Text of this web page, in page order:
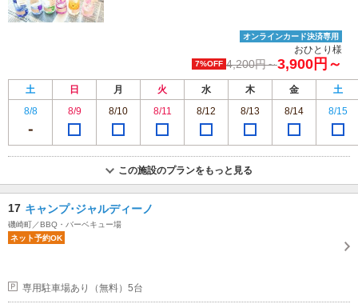
オンラインカード決済専用
おひとり様
7%OFF 4,200円～3,900円～
土 日 月 火 水 木 金
土
8/8
8/9 8/10 8/11 8/12 8/13 8/14 8/15
この施設のプランをもっと見る
17 キャンプ･ジャルディーノ
磯崎町／BBQ・バーベキュー場
ネット予約OK
専用駐車場あり（無料）5台